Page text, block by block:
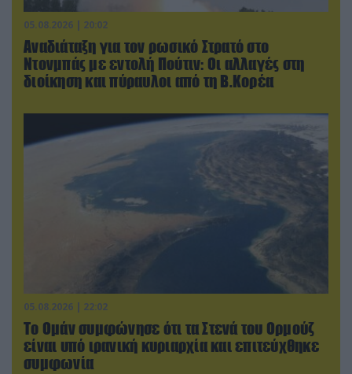
05.08.2026 | 20:02
Αναδιάταξη για τον ρωσικό Στρατό στο
Ντονμπάς με εντολή Πούτιν: Οι αλλαγές στη
διοίκηση και πύραυλοι από τη Β.Κορέα
05.08.2026 | 22:02
Το Ομάν συμφώνησε ότι τα Στενά του Ορμούζ
είναι υπό ιρανική κυριαρχία και επιτεύχθηκε
συμφωνία